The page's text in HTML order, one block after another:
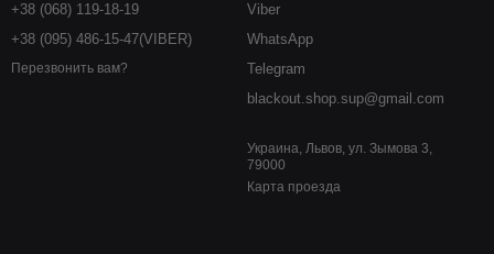
+38 (068) 119-18-19
+38 (095) 486-15-47(VIBER)
Перезвонить вам?
Viber
WhatsApp
Telegram
blackout.shop.sup@gmail.com
Украина, Львов, ул. Зымова 3,
79000
Карта проезда